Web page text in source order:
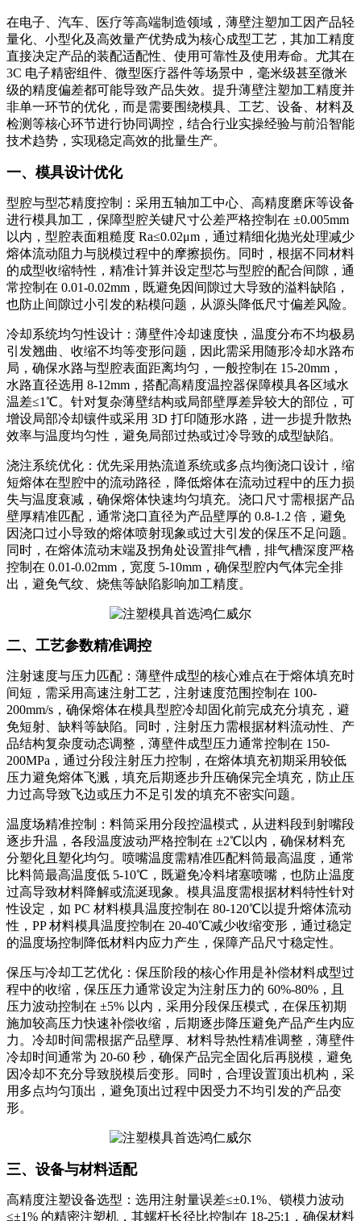
在电子、汽车、医疗等高端制造领域，薄壁注塑加工因产品轻
量化、小型化及高效量产优势成为核心成型工艺，其加工精度
直接决定产品的装配适配性、使用可靠性及使用寿命。尤其在
3C 电子精密组件、微型医疗器件等场景中，毫米级甚至微米
级的精度偏差都可能导致产品失效。提升薄壁注塑加工精度并
非单一环节的优化，而是需要围绕模具、工艺、设备、材料及
检测等核心环节进行协同调控，结合行业实操经验与前沿智能
技术趋势，实现稳定高效的批量生产。
一、模具设计优化
型腔与型芯精度控制：采用五轴加工中心、高精度磨床等设备
进行模具加工，保障型腔关键尺寸公差严格控制在 ±0.005mm
以内，型腔表面粗糙度 Ra≤0.02μm，通过精细化抛光处理减少
熔体流动阻力与脱模过程中的摩擦损伤。同时，根据不同材料
的成型收缩特性，精准计算并设定型芯与型腔的配合间隙，通
常控制在 0.01-0.02mm，既避免因间隙过大导致的溢料缺陷，
也防止间隙过小引发的粘模问题，从源头降低尺寸偏差风险。
冷却系统均匀性设计：薄壁件冷却速度快，温度分布不均极易
引发翘曲、收缩不均等变形问题，因此需采用随形冷却水路布
局，确保水路与型腔表面距离均匀，一般控制在 15-20mm，
水路直径选用 8-12mm，搭配高精度温控器保障模具各区域水
温差≤1℃。针对复杂薄壁结构或局部壁厚差异较大的部位，可
增设局部冷却镶件或采用 3D 打印随形水路，进一步提升散热
效率与温度均匀性，避免局部过热或过冷导致的成型缺陷。
浇注系统优化：优先采用热流道系统或多点均衡浇口设计，缩
短熔体在型腔中的流动路径，降低熔体在流动过程中的压力损
失与温度衰减，确保熔体快速均匀填充。浇口尺寸需根据产品
壁厚精准匹配，通常浇口直径为产品壁厚的 0.8-1.2 倍，避免
因浇口过小导致的熔体喷射现象或过大引发的保压不足问题。
同时，在熔体流动末端及拐角处设置排气槽，排气槽深度严格
控制在 0.01-0.02mm，宽度 5-10mm，确保型腔内气体完全排
出，避免气纹、烧焦等缺陷影响加工精度。
二、工艺参数精准调控
注射速度与压力匹配：薄壁件成型的核心难点在于熔体填充时
间短，需采用高速注射工艺，注射速度范围控制在 100-
200mm/s，确保熔体在模具型腔冷却固化前完成充分填充，避
免短射、缺料等缺陷。同时，注射压力需根据材料流动性、产
品结构复杂度动态调整，薄壁件成型压力通常控制在 150-
200MPa，通过分段注射压力控制，在熔体填充初期采用较低
压力避免熔体飞溅，填充后期逐步升压确保完全填充，防止压
力过高导致飞边或压力不足引发的填充不密实问题。
温度场精准控制：料筒采用分段控温模式，从进料段到射嘴段
逐步升温，各段温度波动严格控制在 ±2℃以内，确保材料充
分塑化且塑化均匀。喷嘴温度需精准匹配料筒最高温度，通常
比料筒最高温度低 5-10℃，既避免冷料堵塞喷嘴，也防止温度
过高导致材料降解或流涎现象。模具温度需根据材料特性针对
性设定，如 PC 材料模具温度控制在 80-120℃以提升熔体流动
性，PP 材料模具温度控制在 20-40℃减少收缩变形，通过稳定
的温度场控制降低材料内应力产生，保障产品尺寸稳定性。
保压与冷却工艺优化：保压阶段的核心作用是补偿材料成型过
程中的收缩，保压压力通常设定为注射压力的 60%-80%，且
压力波动控制在 ±5% 以内，采用分段保压模式，在保压初期
施加较高压力快速补偿收缩，后期逐步降压避免产品产生内应
力。冷却时间需根据产品壁厚、材料导热性精准调整，薄壁件
冷却时间通常为 20-60 秒，确保产品完全固化后再脱模，避免
因冷却不充分导致脱模后变形。同时，合理设置顶出机构，采
用多点均匀顶出，避免顶出过程中因受力不均引发的产品变
形。
三、设备与材料适配
高精度注塑设备选型：选用注射量误差≤±0.1%、锁模力波动
≤±1% 的精密注塑机，其螺杆长径比控制在 18-25:1，确保材料